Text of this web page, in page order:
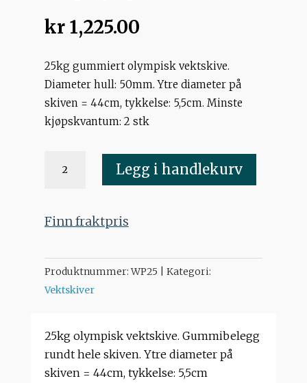
kr1,225.00
25kg gummiert olympisk vektskive.
Diameter hull: 50mm. Ytre diameter på
skiven = 44cm, tykkelse: 5,5cm. Minste
kjøpskvantum: 2 stk
olympisk
antall
Legg i handlekurv
Finn fraktpris
Produktnummer:WP25
Kategori:
Vektskiver
25kg olympisk vektskive. Gummibelegg
rundt hele skiven. Ytre diameter på
skiven = 44cm, tykkelse: 5,5cm